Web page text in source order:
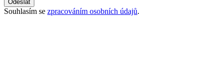
Odeslat
Souhlasím se zpracováním osobních údajů.